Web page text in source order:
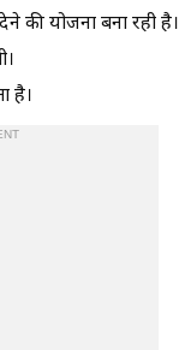
की योजना बना रही है।
है।